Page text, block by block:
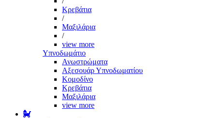
Κρεβάτια
/
Μαξιλάρια
/
view more
Υπνοδωμάτιο
Ανωστρώματα
Αξεσουάρ Υπνοδωματίου
Κομοδίνο
Κρεβάτια
Μαξιλάρια
view more